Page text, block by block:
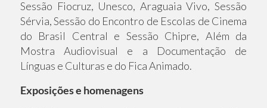
Sessão Fiocruz, Unesco, Araguaia Vivo, Sessão
Sérvia, Sessão do Encontro de Escolas de Cinema
do Brasil Central e Sessão Chipre, Além da
Mostra Audiovisual e a Documentação de
Línguas e Culturas e do Fica Animado.
Exposições e homenagens